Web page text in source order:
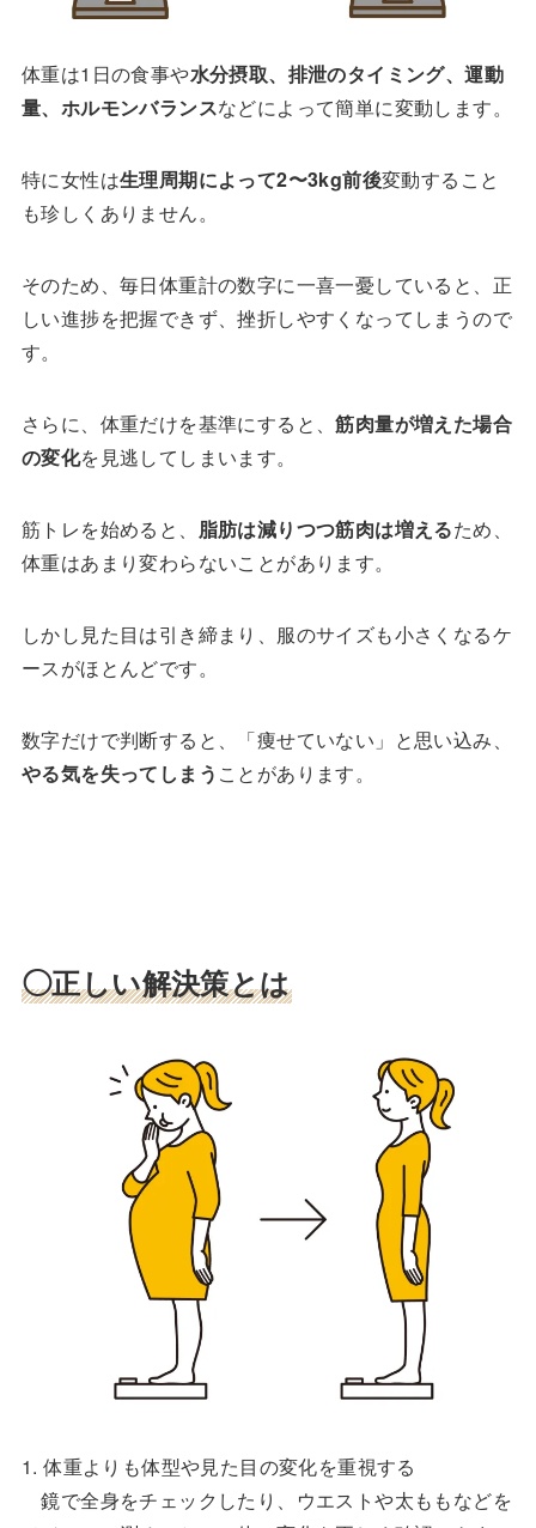
体重は1日の食事や水分摂取、排泄のタイミング、運動
量、ホルモンバランスなどによって簡単に変動します。
特に女性は生理周期によって2〜3kg前後変動すること
も珍しくありません。
そのため、毎日体重計の数字に一喜一憂していると、正
しい進捗を把握できず、挫折しやすくなってしまうので
す。
さらに、体重だけを基準にすると、筋肉量が増えた場合
の変化を見逃してしまいます。
筋トレを始めると、 脂肪は減りつつ筋肉は増えるため、
体重はあまり変わらないことがあります。
しかし見た目は引き締まり、服のサイズも小さくなるケ
ースがほとんどです。
数字だけで判断すると、「痩せていない」と思い込み、
やる気を失ってしまう ことがあります。
◯正しい解決策とは
1. 体重よりも体型や見た目の変化を重視する
鏡で全身をチェックしたり、ウエストや太ももなどを